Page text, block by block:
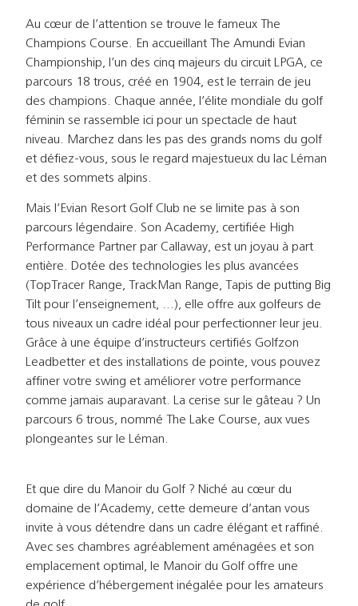
Au cœur de l’attention se trouve le fameux The
Champions Course. En accueillant The Amundi Evian
Championship, l’un des cinq majeurs du circuit LPGA, ce
parcours 18 trous, créé en 1904, est le terrain de jeu
des champions. Chaque année, l’élite mondiale du golf
féminin se rassemble ici pour un spectacle de haut
niveau. Marchez dans les pas des grands noms du golf
et défiez-vous, sous le regard majestueux du lac Léman
et des sommets alpins.
Mais l’Evian Resort Golf Club ne se limite pas à son
parcours légendaire. Son Academy, certifiée High
Performance Partner par Callaway, est un joyau à part
entière. Dotée des technologies les plus avancées
(TopTracer Range, TrackMan Range, Tapis de putting Big
Tilt pour l’enseignement, …), elle offre aux golfeurs de
tous niveaux un cadre idéal pour perfectionner leur jeu.
Grâce à une équipe d’instructeurs certifiés Golfzon
Leadbetter et des installations de pointe, vous pouvez
affiner votre swing et améliorer votre performance
comme jamais auparavant. La cerise sur le gâteau ? Un
parcours 6 trous, nommé The Lake Course, aux vues
plongeantes sur le Léman.
Et que dire du Manoir du Golf ? Niché au cœur du
domaine de l’Academy, cette demeure d’antan vous
invite à vous détendre dans un cadre élégant et raffiné.
Avec ses chambres agréablement aménagées et son
emplacement optimal, le Manoir du Golf offre une
expérience d’hébergement inégalée pour les amateurs